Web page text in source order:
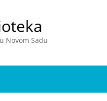
Novom Sadu